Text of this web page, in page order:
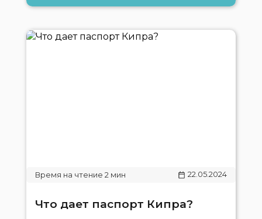
22.05.2024
Что дает паспорт Кипра?